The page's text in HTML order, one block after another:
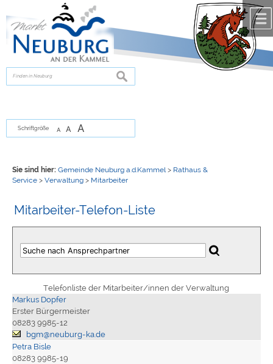
zur Navigationoder
springen.
suchen
Schriftgröße A A A
Sie sind hier: Gemeinde Neuburg a.d.Kammel > Rathaus &
Service> Verwaltung> Mitarbeiter
Mitarbeiter-Telefon-Liste
Telefonliste der Mitarbeiter/innen der Verwaltung
Markus Dopfer
Erster Bürgermeister
08283 9985-12
bgm@neuburg-ka.de
Petra Bisle
08283 9985-19